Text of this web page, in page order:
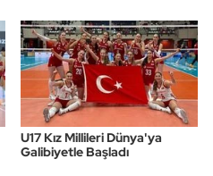
U17 Kız Millileri Dünya'ya
Galibiyetle Başladı